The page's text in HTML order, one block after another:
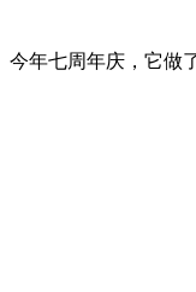
今年七周年庆，它做